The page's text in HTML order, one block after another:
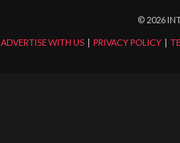
© 2026
ADVERTISE WITH US| PRIVACY POLICY|